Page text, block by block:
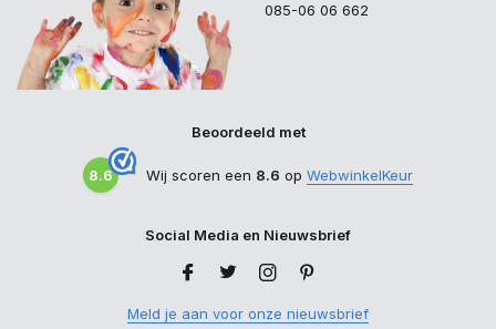
085-06 06 662
Beoordeeld met
8.6 Wij scoren een 8.6 op WebwinkelKeur
Social Media en Nieuwsbrief
Meld je aan voor onze nieuwsbrief